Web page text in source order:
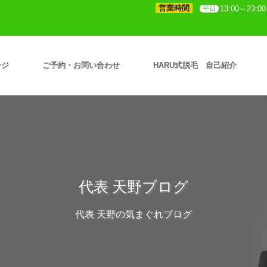
営業時間 平日 13:00～23:00
ご予約・お問い合わせ HARU式脱毛 自己紹介
代表 天野ブログ
代表 天野の気まぐれブログ